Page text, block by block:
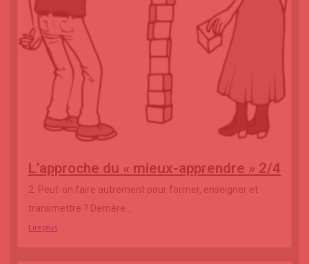
L’approche du « mieux-apprendre » 2/4
2. Peut-on faire autrement pour former, enseigner et
transmettre ? Derrière...
Lire plus